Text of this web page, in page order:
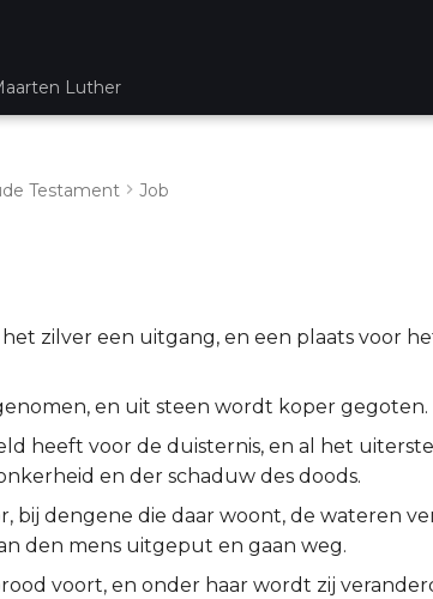
Luther
Testament Job
het zilver een uitgang, en een plaats voor
en uit steen wordt koper gegoten.
heeft voor de duisternis, en al het
en der schaduw des doods.
bij dengene die daar woont, de wateren
den mens uitgeput en gaan weg.
voort, en onder haar wordt zij